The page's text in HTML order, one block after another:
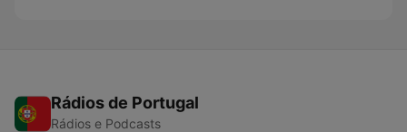
Rádios de Portugal
Rádios e Podcasts